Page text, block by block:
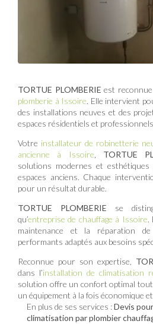
TORTUE PLOMBERIE est
plomberie à Issoire. Elle intervient
des installations neuves et des
espaces résidentiels et
Votre installateur de robinetterie
ancienne à Issoire
TORTUE
solutions modernes et
espaces anciens. Chaque
pour un résultat durable.
TORTUE PLOMBERIE se
qu’entreprise de chauffage à Issoire.
maintenance et la réparation de
performants adaptés aux besoins
Reconnue pour son expertise,
dans l’installation de climatisation
solution offre un confort optimal tout
un équipement à la fois économique
En plus de ses services :Devis
climatisation par plombier